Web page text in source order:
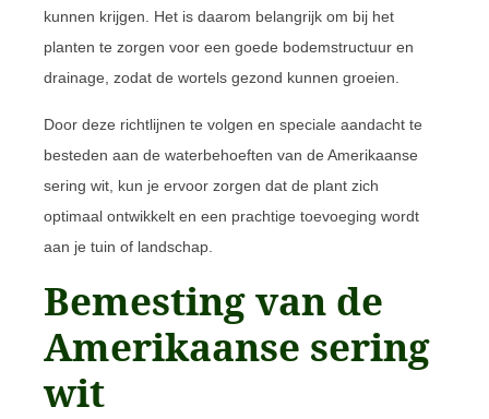
kunnen krijgen. Het is daarom belangrijk om bij het
planten te zorgen voor een goede bodemstructuur en
drainage, zodat de wortels gezond kunnen groeien.
Door deze richtlijnen te volgen en speciale aandacht te
besteden aan de waterbehoeften van de Amerikaanse
sering wit, kun je ervoor zorgen dat de plant zich
optimaal ontwikkelt en een prachtige toevoeging wordt
aan je tuin of landschap.
Bemesting van de
Amerikaanse sering
wit